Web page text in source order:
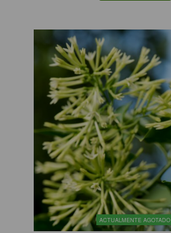
ACTUALMENTE AGOTADO